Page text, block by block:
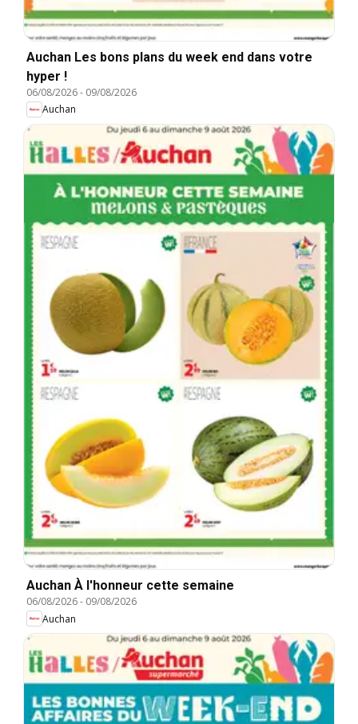
Auchan Les bons plans du week end dans votre
hyper !
06/08/2026- 09/08/2026
Auchan
Auchan À l'honneur cette semaine
06/08/2026- 09/08/2026
Auchan